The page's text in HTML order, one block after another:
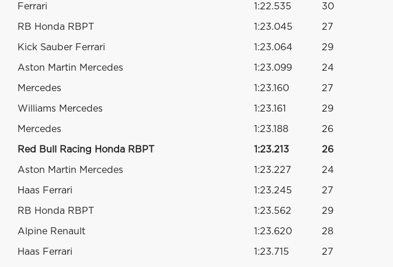
Ferrari 1:22.535 30
RB Honda RBPT 1:23.045 27
Kick Sauber Ferrari 1:23.064 29
Aston Martin Mercedes 1:23.099 24
Mercedes 1:23.160 27
Williams Mercedes 1:23.161 29
Mercedes 1:23.188 26
Red Bull Racing Honda RBPT 1:23.213 26
Aston Martin Mercedes 1:23.227 24
Haas Ferrari 1:23.245 27
RB Honda RBPT 1:23.562 29
Alpine Renault 1:23.620 28
Haas Ferrari 1:23.715 27